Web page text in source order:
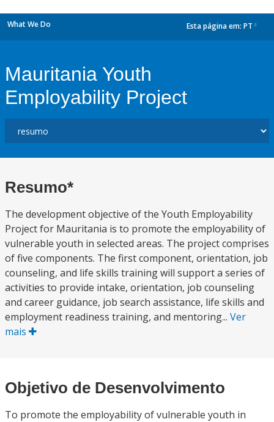
What We Do Esta página em: PT
Mauritania Youth
Employability Project
Resumo*
The development objective of the Youth Employability
Project for Mauritania is to promote the employability of
vulnerable youth in selected areas. The project comprises
of five components. The first component, orientation, job
counseling, and life skills training will support a series of
activities to provide intake, orientation, job counseling
and career guidance, job search assistance, life skills and
employment readiness training, and mentoring... Ver
mais
Objetivo de Desenvolvimento
To promote the employability of vulnerable youth in